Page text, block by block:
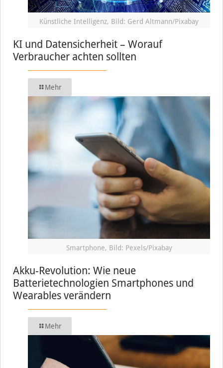
Künstliche Intelligenz, Bild: Gerd Altmann/Pixabay
KI und Datensicherheit – Worauf
Verbraucher achten sollten
Mehr
Smartphone, Bild: Pexels/Pixabay
Akku-Revolution: Wie neue
Batterietechnologien Smartphones und
Wearables verändern
Mehr